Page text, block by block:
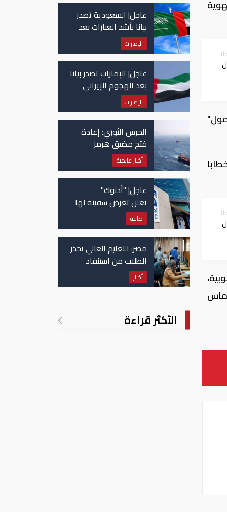
خطابا
عاجل| السعودية تصدر
بيانا بأشد العبارات بعد
استهداف إيران لناقلة
إماراتية
الإمارات
عاجل| الإمارات تصدر بيانا
بعد الهجوم الإيراني
على سفينة تابعة
لـ"أدنوك"
الإمارات
الحرس الثوري: إعادة
فتح مضيق هرمز
مرهونة بقبول واشنطن
الكامل لشروط طهران
أخبار عالمية
عاجل| "أدنوك"
تعلن تعرض سفينة لها
للاستهداف بصاروخ في
مضيق هرمز
طاقة
مصر: التعليم العالي تحذر
الطلاب من استنفاد
الرغبات قبل غلق
التسجيل
أخبار
الأكثر قراءة